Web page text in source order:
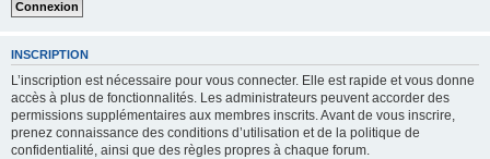
INSCRIPTION
L’inscription est nécessaire pour vous connecter. Elle est rapide et vous donne
accès à plus de fonctionnalités. Les administrateurs peuvent accorder des
permissions supplémentaires aux membres inscrits. Avant de vous inscrire,
prenez connaissance des conditions d’utilisation et de la politique de
confidentialité, ainsi que des règles propres à chaque forum.